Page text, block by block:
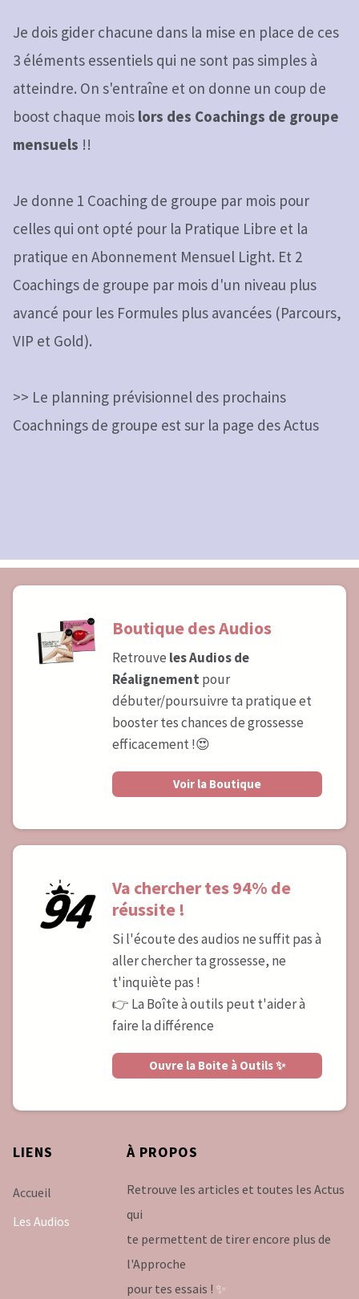
Je dois gider chacune dans la mise en place de ces
3 éléments essentiels qui ne sont pas simples à
atteindre. On s'entraîne et on donne un coup de
boost chaque mois lors des Coachings de groupe
mensuels !!
Je donne 1 Coaching de groupe par mois pour
celles qui ont opté pour la Pratique Libre et la
pratique en Abonnement Mensuel Light. Et 2
Coachings de groupe par mois d'un niveau plus
avancé pour les Formules plus avancées (Parcours,
VIP et Gold).
>> Le planning prévisionnel des prochains
Coachnings de groupe est sur la page des Actus
Boutique des Audios
Retrouve les Audios de
Réalignement pour
débuter/poursuivre ta pratique et
booster tes chances de grossesse
efficacement !😍
Voir la Boutique
Va chercher tes 94% de
réussite !
Si l'écoute des audios ne suffit pas à
aller chercher ta grossesse, ne
t'inquiète pas !
👉 La Boîte à outils peut t'aider à
faire la différence
Ouvre la Boite à Outils ✨
LIENS
Accueil
Les Audios
À PROPOS
Retrouve les articles et toutes les Actus
qui
te permettent de tirer encore plus de
l'Approche
pour tes essais ! ✨